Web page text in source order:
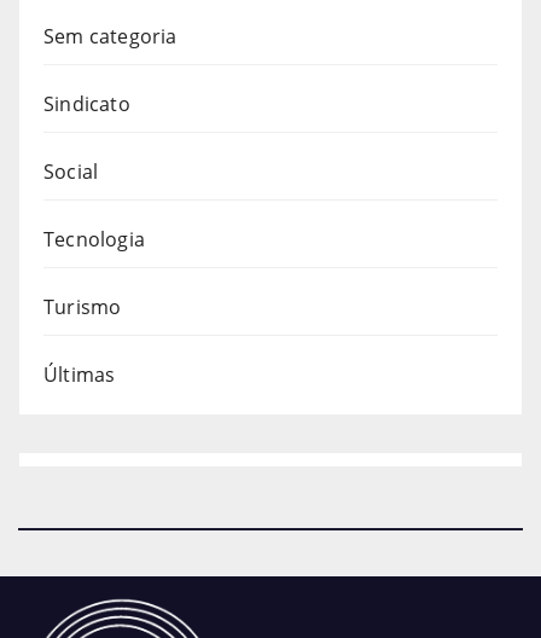
Sem categoria
Sindicato
Social
Tecnologia
Turismo
Últimas